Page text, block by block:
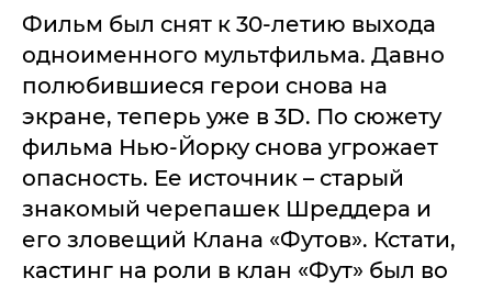
Фильм был снят к 30-летию выхода
одноименного мультфильма. Давно
полюбившиеся герои снова на
экране, теперь уже в 3D. По сюжету
фильма Нью-Йорку снова угрожает
опасность. Ее источник – старый
знакомый черепашек Шреддера и
его зловещий Клана «Футов». Кстати,
кастинг на роли в клан «Фут» был во